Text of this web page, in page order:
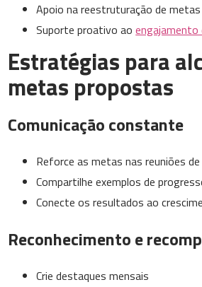
Apoio na reestruturação de
Suporte proativo aoengajamento
Estratégias para
metas propostas
Comunicação constante
Reforce as metas nas reuniões
Compartilhe exemplos de
Conecte os resultados ao
Reconhecimento e
Crie destaques mensais